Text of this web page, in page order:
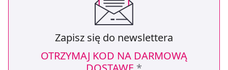
Zapisz się do newslettera
OTRZYMAJ KOD NA DARMOWĄ